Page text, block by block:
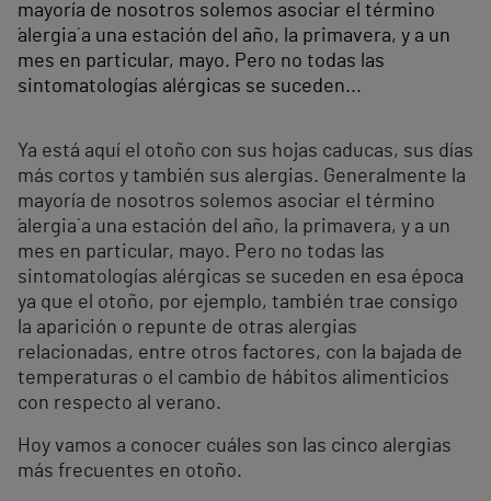
mayoría de nosotros solemos asociar el término
´alergia´ a una estación del año, la primavera, y a un
mes en particular, mayo. Pero no todas las
sintomatologías alérgicas se suceden...
Ya está aquí el otoño con sus hojas caducas, sus días
más cortos y también sus alergias. Generalmente la
mayoría de nosotros solemos asociar el término
´alergia´ a una estación del año, la primavera, y a un
mes en particular, mayo. Pero no todas las
sintomatologías alérgicas se suceden en esa época
ya que el otoño, por ejemplo, también trae consigo
la aparición o repunte de otras alergias
relacionadas, entre otros factores, con la bajada de
temperaturas o el cambio de hábitos alimenticios
con respecto al verano.
Hoy vamos a conocer cuáles son las cinco alergias
más frecuentes en otoño.